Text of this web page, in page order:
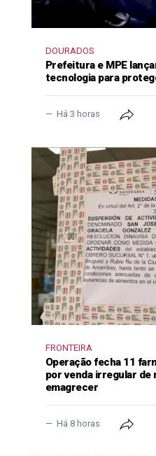
DOURADOS
Prefeitura e MPE
tecnologia para
Há 3 horas
FRONTEIRA
Operação fecha 11
por venda irregular de
emagrecer
Há 8 horas